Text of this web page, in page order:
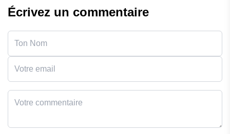
Écrivez un commentaire